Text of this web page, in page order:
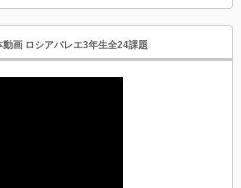
動画 ロシアバレエ3年生全24課題